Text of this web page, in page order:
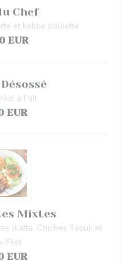
Chef
et kebbe boulette
EUR
à l'ail
EUR
Mixtes
(kafta, Chiches Taouk et
Filet
EUR